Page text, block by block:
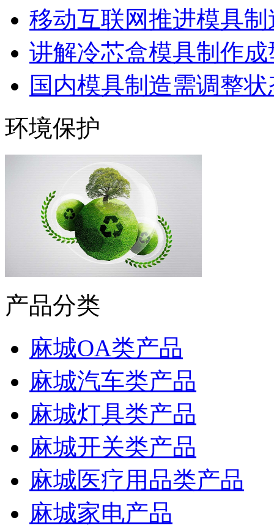
移动互联网推进模具
讲解冷芯盒模具制作
国内模具制造需调整
环境保护
产品分类
麻城OA类产品
麻城汽车类产品
麻城灯具类产品
麻城开关类产品
麻城医疗用品类产品
麻城家电产品